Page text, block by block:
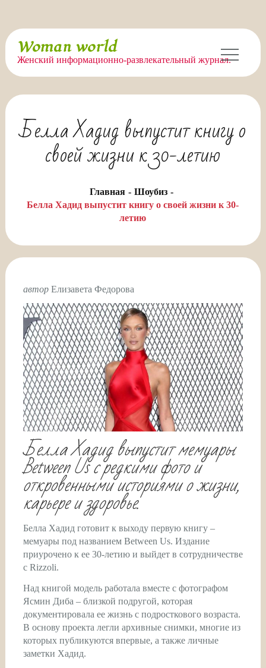
Перейти
содержимому
Woman world
Женский информационно-развлекательный журнал.
Белла Хадид выпустит книгу о
своей жизни к 30-летию
Главная
Шоубиз
Белла Хадид выпустит книгу о своей жизни к 30-
летию
авторЕлизавета Федорова
Белла Хадид выпустит мемуары
Between Us с редкими фото и
откровенными историями о жизни,
карьере и здоровье.
Белла Хадид готовит к выходу первую книгу –
мемуары под названием Between Us. Издание
приурочено к ее 30-летию и выйдет в сотрудничестве
с Rizzoli.
Над книгой модель работала вместе с фотографом
Ясмин Диба – близкой подругой, которая
документировала ее жизнь с подросткового возраста.
В основу проекта легли архивные снимки, многие из
которых публикуются впервые, а также личные
заметки Хадид.